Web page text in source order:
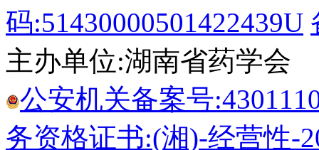
码:51430000501422439U
主办单位:湖南省药学会
公安机关备案号
务资格证书:(湘)-经营性-